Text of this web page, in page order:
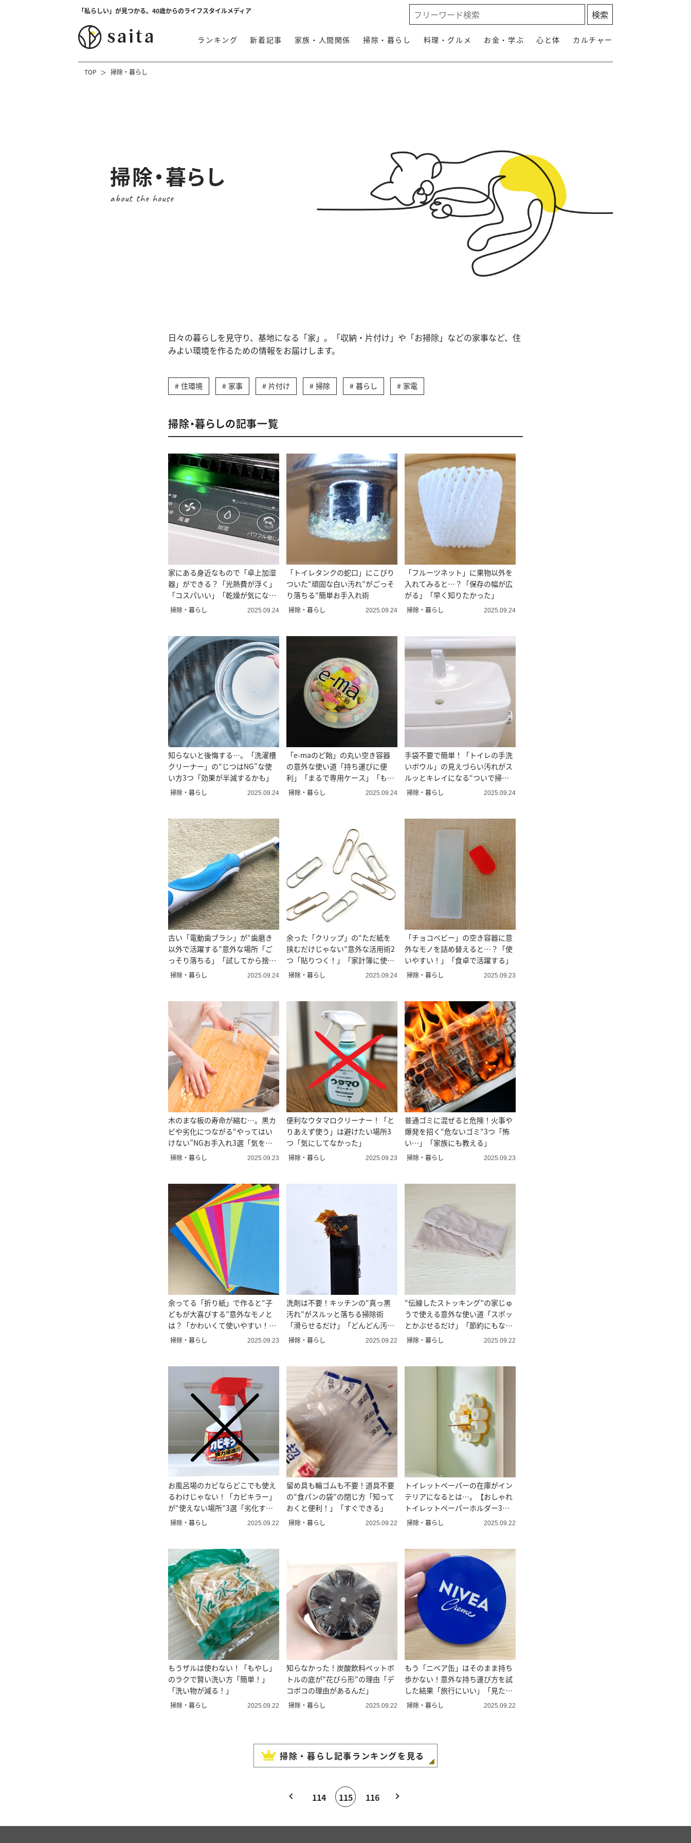
「私らしい」が見つかる。40歳からのライフスタイルメディア
ランキング 新着記事 家族・人間関係 掃除・暮らし 料理・グルメ お金・学ぶ 心と体 カルチャー
TOP 掃除・暮らし
掃除・暮らし
about the house
日々の暮らしを見守り、基地になる「家」。「収納・片付け」や「お掃除」などの家事など、住
みよい環境を作るための情報をお届けします。
住環境 家事 片付け 掃除 暮らし 家電
掃除・暮らしの記事一覧
家にある身近なもので「卓上加湿
器」ができる？「光熱費が浮く」
「コスパいい」「乾燥が気になる
季節に」
掃除・暮らし 2025.09.24
「トイレタンクの蛇口」にこびり
ついた“頑固な白い汚れ”がごっそ
り落ちる”簡単お手入れ術
掃除・暮らし 2025.09.24
「フルーツネット」に果物以外を
入れてみると…？「保存の幅が広
がる」「早く知りたかった」
掃除・暮らし 2025.09.24
知らないと後悔する…。「洗濯槽
クリーナー」の“じつはNG”な使
い方3つ「効果が半減するかも」
掃除・暮らし 2025.09.24
「e-maのど飴」の丸い空き容器
の意外な使い道「持ち運びに便
利」「まるで専用ケース」「もう
捨てない」
掃除・暮らし 2025.09.24
手袋不要で簡単！「トイレの手洗
いボウル」の見えづらい汚れがス
ルッとキレイになる“ついで掃除
術”
掃除・暮らし 2025.09.24
古い「電動歯ブラシ」が“歯磨き
以外で活躍する”意外な場所「ご
っそり落ちる」「試してから捨て
る」
掃除・暮らし 2025.09.24
余った「クリップ」の“ただ紙を
挟むだけじゃない”意外な活用術2
つ「貼りつく！」「家計簿に使
う」
掃除・暮らし 2025.09.24
「チョコベビー」の空き容器に意
外なモノを詰め替えると…？「使
いやすい！」「食卓で活躍する」
掃除・暮らし 2025.09.23
木のまな板の寿命が縮む…。黒カ
ビや劣化につながる“やってはい
けない”NGお手入れ3選「気を付
ける」
掃除・暮らし 2025.09.23
便利なウタマロクリーナー！「と
りあえず使う」は避けたい場所3
つ「気にしてなかった」
掃除・暮らし 2025.09.23
普通ゴミに混ぜると危険！火事や
爆発を招く“危ないゴミ”3つ「怖
い…」「家族にも教える」
掃除・暮らし 2025.09.23
余ってる「折り紙」で作ると“子
どもが大喜びする”意外なモノと
は？「かわいくて使いやすい！」
「挟める」
掃除・暮らし 2025.09.23
洗剤は不要！キッチンの“真っ黒
汚れ”がスルッと落ちる掃除術
「滑らせるだけ」「どんどん汚れ
が出てくる」
掃除・暮らし 2025.09.22
“伝線したストッキング”の家じゅ
うで使える意外な使い道「スポッ
とかぶせるだけ」「節約にもな
る」
掃除・暮らし 2025.09.22
お風呂場のカビならどこでも使え
るわけじゃない！「カビキラー」
が“使えない場所”3選「劣化す
る」
掃除・暮らし 2025.09.22
留め具も輪ゴムも不要！道具不要
の“食パンの袋”の閉じ方「知って
おくと便利！」「すぐできる」
掃除・暮らし 2025.09.22
トイレットペーパーの在庫がイン
テリアになるとは…。【おしゃれ
トイレットペーパーホルダー3
選】
掃除・暮らし 2025.09.22
もうザルは使わない！「もやし」
のラクで賢い洗い方「簡単！」
「洗い物が減る！」
掃除・暮らし 2025.09.22
知らなかった！炭酸飲料ペットボ
トルの底が“花びら形”の理由「デ
コボコの理由があるんだ」
掃除・暮らし 2025.09.22
もう「ニベア缶」はそのまま持ち
歩かない！意外な持ち運び方を試
した結果「旅行にいい」「見た目
も可愛い」
掃除・暮らし 2025.09.22
掃除・暮らし記事ランキングを見る
114 115 116